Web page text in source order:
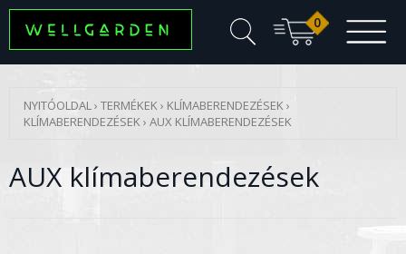
0
NYITÓOLDAL› TERMÉKEK › KLÍMABERENDEZÉSEK ›
KLÍMABERENDEZÉSEK › AUX KLÍMABERENDEZÉSEK
AUX klímaberendezések